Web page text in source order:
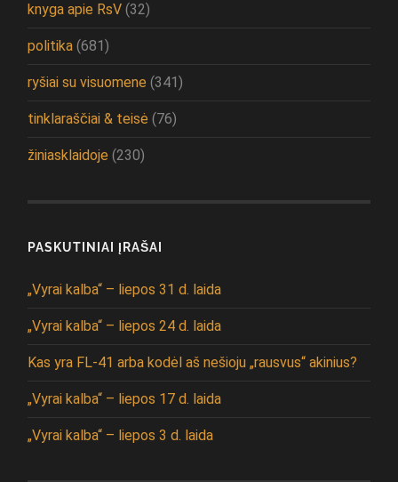
knyga apie RsV (32)
politika (681)
ryšiai su visuomene (341)
tinklaraščiai & teisė (76)
žiniasklaidoje (230)
PASKUTINIAI ĮRAŠAI
„Vyrai kalba“ – liepos 31 d. laida
„Vyrai kalba“ – liepos 24 d. laida
Kas yra FL-41 arba kodėl aš nešioju „rausvus“ akinius?
„Vyrai kalba“ – liepos 17 d. laida
„Vyrai kalba“ – liepos 3 d. laida